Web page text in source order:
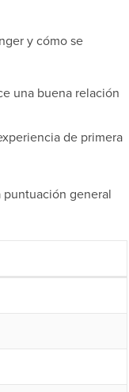
y cómo se
una buena relación
de primera
general